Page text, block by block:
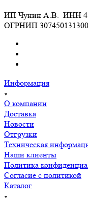
ИП Чунин А.В. ИНН
ОГРНИП
Информация
О компании
Доставка
Новости
Отгрузки
Техническая
Наши клиенты
Политика
Согласие с политикой
Каталог